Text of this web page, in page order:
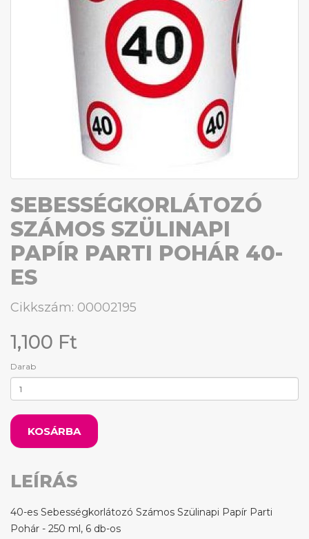
SEBESSÉGKORLÁTOZÓ
SZÁMOS SZÜLINAPI
PAPÍR PARTI POHÁR 40-
ES
Cikkszám: 00002195
1,100 Ft
Darab
KOSÁRBA
LEÍRÁS
40-es Sebességkorlátozó Számos Szülinapi Papír Parti
Pohár - 250 ml, 6 db-os